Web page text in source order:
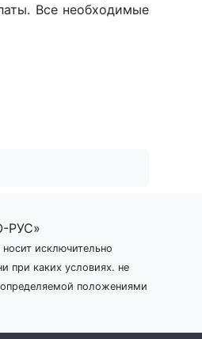
Все необходимые
РУС»
исключительно
при каких условиях. не
положениями